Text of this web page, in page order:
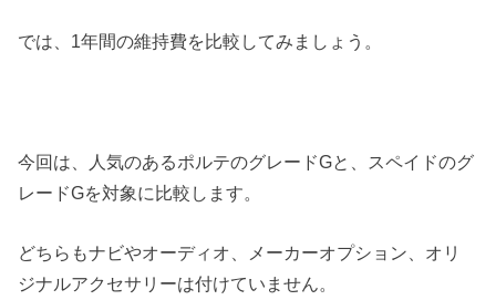
では、1年間の維持費を比較してみましょう。
今回は、人気のあるポルテのグレードGと、スペイドのグ
レードGを対象に比較します。
どちらもナビやオーディオ、メーカーオプション、オリ
ジナルアクセサリーは付けていません。